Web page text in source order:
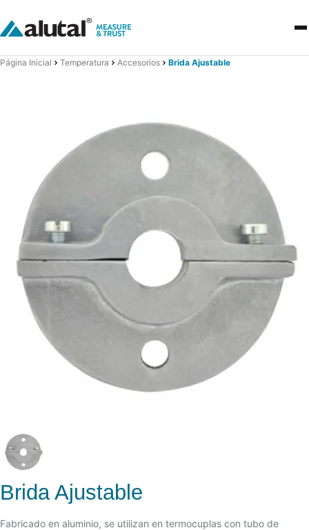
Página Inicial Temperatura Accesorios Brida Ajustable
Brida Ajustable
Fabricado en aluminio, se utilizan en termocuplas con tubo de